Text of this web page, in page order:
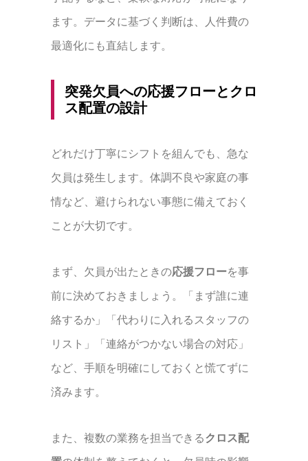
ます。データに基づく判断は、人件費の
最適化にも直結します。
突発欠員への応援フローとクロ
ス配置の設計
どれだけ丁寧にシフトを組んでも、急な
欠員は発生します。体調不良や家庭の事
情など、避けられない事態に備えておく
ことが大切です。
まず、欠員が出たときの応援フローを事
前に決めておきましょう。「まず誰に連
絡するか」「代わりに入れるスタッフの
リスト」「連絡がつかない場合の対応」
など、手順を明確にしておくと慌てずに
済みます。
また、複数の業務を担当できるクロス配